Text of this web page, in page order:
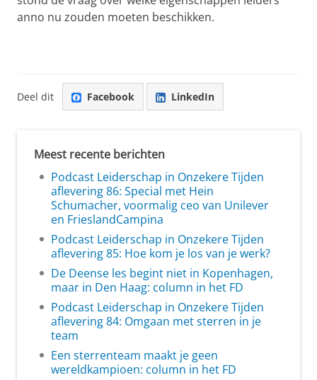
anno nu zouden moeten beschikken.
Deel dit Facebook LinkedIn
Meest recente berichten
Podcast Leiderschap in Onzekere Tijden
aflevering 86: Special met Hein
Schumacher, voormalig ceo van Unilever
en FrieslandCampina
Podcast Leiderschap in Onzekere Tijden
aflevering 85: Hoe kom je los van je werk?
De Deense les begint niet in Kopenhagen,
maar in Den Haag: column in het FD
Podcast Leiderschap in Onzekere Tijden
aflevering 84: Omgaan met sterren in je
team
Een sterrenteam maakt je geen
wereldkampioen: column in het FD